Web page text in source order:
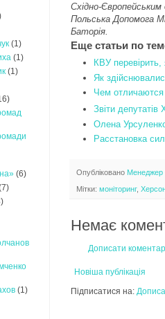
Східно-
Польська Допомога
Баторія.
Еще статьи по
КВУ
Як
Чем отличаются
Звіти
Олена
Расстановка
Опубліковано
Мітки: моніторинг,
Немає
Дописати коментар
Новіша публікація
Підписатися на:
(1)
(1)
(1)
(6)
(1)